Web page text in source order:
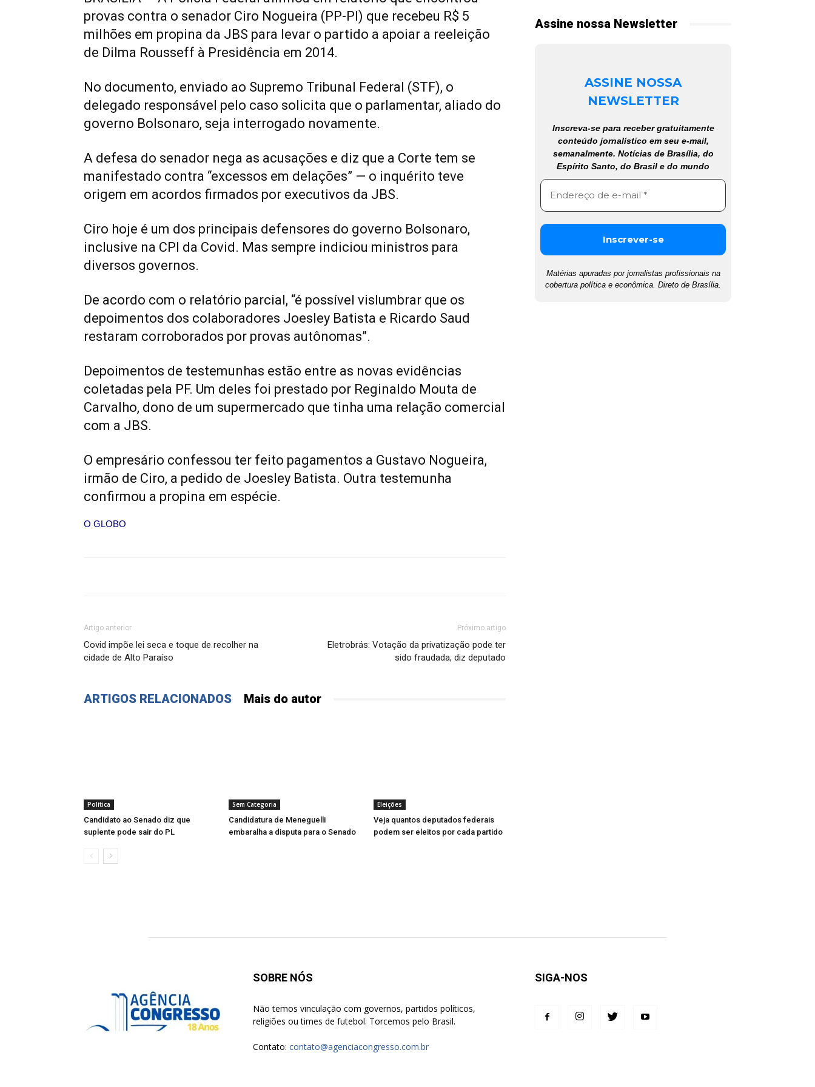
provas contra o senador Ciro Nogueira (PP-PI) que recebeu R$ 5
milhões em propina da JBS para levar o partido a apoiar a reeleição
de Dilma Rousseff à Presidência em 2014.
No documento, enviado ao Supremo Tribunal Federal (STF), o
delegado responsável pelo caso solicita que o parlamentar, aliado do
governo Bolsonaro, seja interrogado novamente.
A defesa do senador nega as acusações e diz que a Corte tem se
manifestado contra “excessos em delações” — o inquérito teve
origem em acordos firmados por executivos da JBS.
Ciro hoje é um dos principais defensores do governo Bolsonaro,
inclusive na CPI da Covid. Mas sempre indiciou ministros para
diversos governos.
De acordo com o relatório parcial, “é possível vislumbrar que os
depoimentos dos colaboradores Joesley Batista e Ricardo Saud
restaram corroborados por provas autônomas”.
Depoimentos de testemunhas estão entre as novas evidências
coletadas pela PF. Um deles foi prestado por Reginaldo Mouta de
Carvalho, dono de um supermercado que tinha uma relação comercial
com a JBS.
O empresário confessou ter feito pagamentos a Gustavo Nogueira,
irmão de Ciro, a pedido de Joesley Batista. Outra testemunha
confirmou a propina em espécie.
O GLOBO
Artigo anterior
Covid impõe lei seca e toque de recolher na
cidade de Alto Paraíso
Próximo artigo
Eletrobrás: Votação da privatização pode ter
sido fraudada, diz deputado
ARTIGOS RELACIONADOS Mais do autor
Política
Candidato ao Senado diz que
suplente pode sair do PL
Sem Categoria
Candidatura de Meneguelli
embaralha a disputa para o Senado
Eleições
Veja quantos deputados federais
podem ser eleitos por cada partido
Assine nossa Newsletter
ASSINE NOSSA
NEWSLETTER
Inscreva-se para receber gratuitamente
conteúdo jornalístico em seu e-mail,
semanalmente. Notícias de Brasília, do
Espírito Santo, do Brasil e do mundo
Matérias apuradas por jornalistas profissionais na
cobertura política e econômica. Direto de Brasília.
SOBRE NÓS
Não temos vinculação com governos, partidos políticos,
religiões ou times de futebol. Torcemos pelo Brasil.
Contato: contato@agenciacongresso.com.br
SIGA-NOS